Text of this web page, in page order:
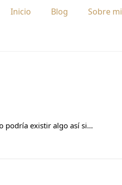
Inicio Blog Sobre mi
podría existir algo así si…